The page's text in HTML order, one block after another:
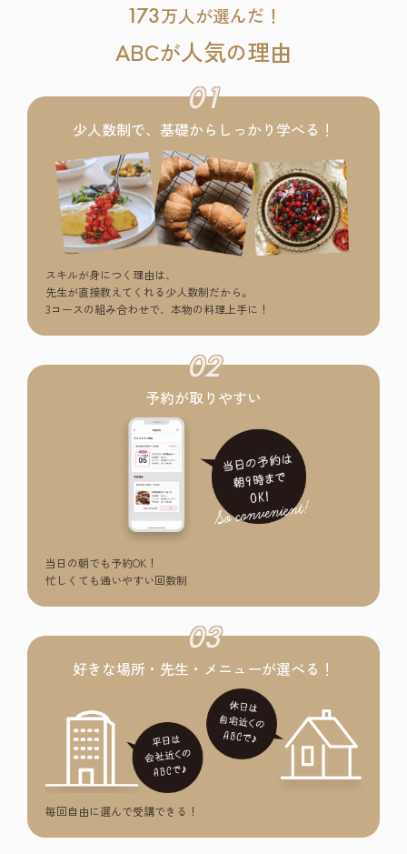
173万人が選んだ！
ABCが人気の理由
01
少人数制で、基礎からしっかり学べる！
スキルが身につく理由は、
先生が直接教えてくれる少人数制だから。
3コースの組み合わせで、本物の料理上手に！
02
予約が取りやすい
当日の朝でも予約OK！
忙しくても通いやすい回数制
03
好きな場所・先生・メニューが選べる！
毎回自由に選んで受講できる！